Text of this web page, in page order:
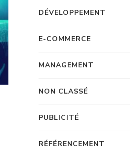
DÉVELOPPEMENT
E-COMMERCE
MANAGEMENT
NON CLASSÉ
PUBLICITÉ
RÉFÉRENCEMENT